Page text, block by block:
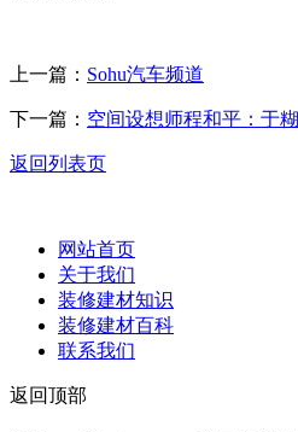
上一篇： Sohu汽车频道
下一篇： 空间设想师程和平：于
返回列表页
网站首页
关于我们
装修建材知识
装修建材百科
联系我们
返回顶部